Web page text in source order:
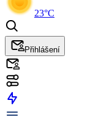
23°C
Přihlášení